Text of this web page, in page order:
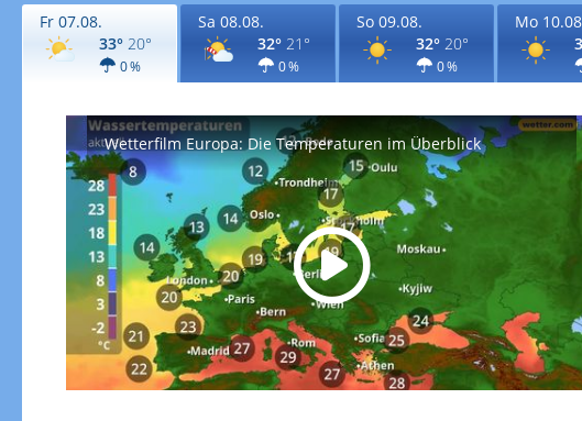
Fr 07.08.
33° 20°
0 %
Sa 08.08.
32° 21°
0 %
So 09.08.
32° 20°
0 %
Mo
Wetterfilm Europa: Die Temperaturen im Überblick